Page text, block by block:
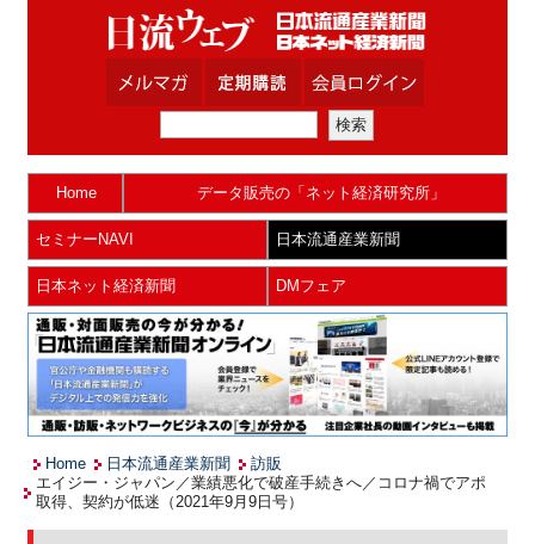
Home データ販売の「ネット経済研究所」
セミナーNAVI 日本流通産業新聞
日本ネット経済新聞 DMフェア
Home 日本流通産業新聞
訪販
エイジー・ジャパン／業績悪化で破産手続きへ／コロナ禍でアポ
取得、契約が低迷（2021年9月9日号）